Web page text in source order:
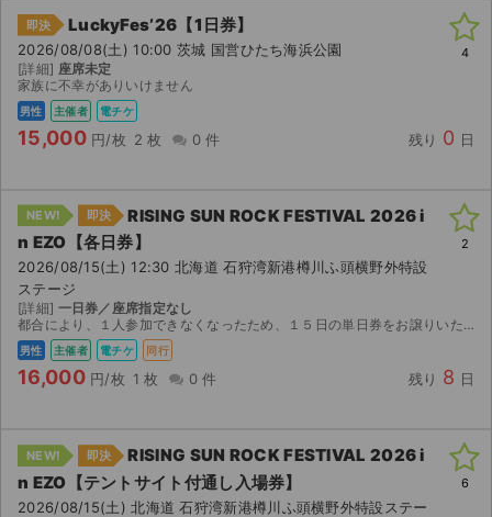
即決 LuckyFes’26【1日券】
2026/08/08(土) 10:00 茨城 国営ひたち海浜公園
[詳細] 座席未定
家族に不幸がありいけません
男性 主催者 電チケ
15,000 円/枚 2 枚 0 件 残り 0 日
4
NEW! 即決
RISING SUN ROCK FESTIVAL 2026 i
n EZO【各日券】
2026/08/15(土) 12:30 北海道 石狩湾新港樽川ふ頭横野外特設
ステージ
[詳細] 一日券／座席指定なし
都合により、１人参加できなくなったため、１５日の単日券をお譲りいたします。 チケットは、ローチケで購入しましたが、お互いに安心してお取引できるように、受け渡し方法は１５日の１３時頃、ヘブン...
男性 主催者 電チケ 同行
16,000 円/枚 1 枚 0 件 残り 8 日
2
NEW! 即決
RISING SUN ROCK FESTIVAL 2026 i
n EZO【テントサイト付通し⼊場券】
2026/08/15(土) 北海道 石狩湾新港樽川ふ頭横野外特設ステー
6